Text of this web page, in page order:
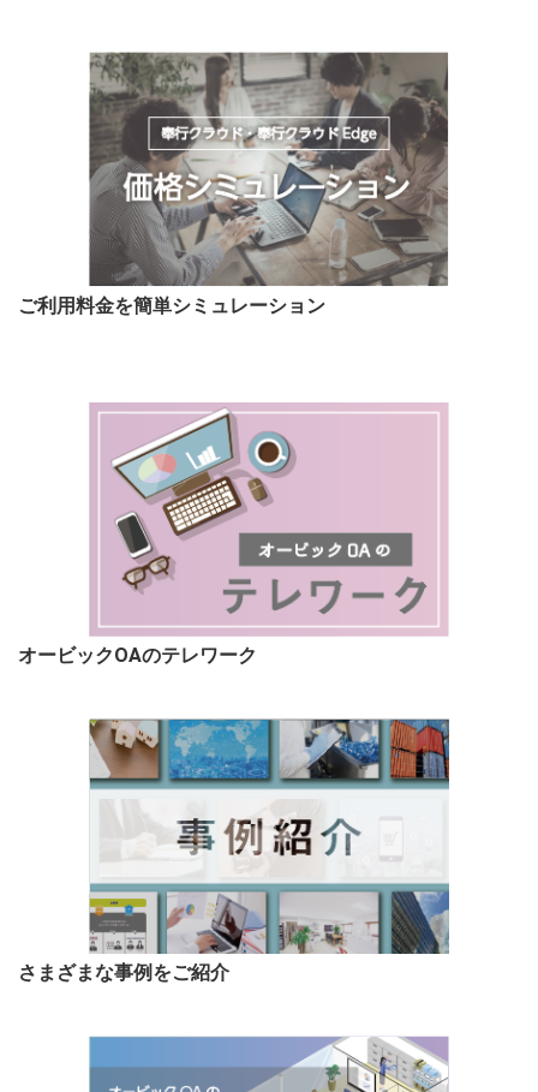
ご利用料金を簡単シミュレーション
オービックOAのテレワーク
さまざまな事例をご紹介